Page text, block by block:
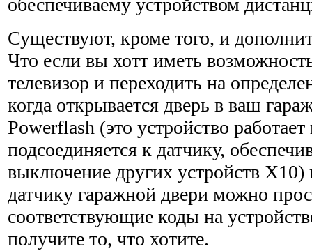
обеспечиваему устройством
Существуют, кроме того, и
Что если вы хотт иметь
телевизор и переходить на
когда открывается дверь в ваш
Powerflash (это устройство
подсоединяется к датчику,
выключение других устройств Х10)
датчику гаражной двери можно
соответствующие коды на
получите то, что хотите.